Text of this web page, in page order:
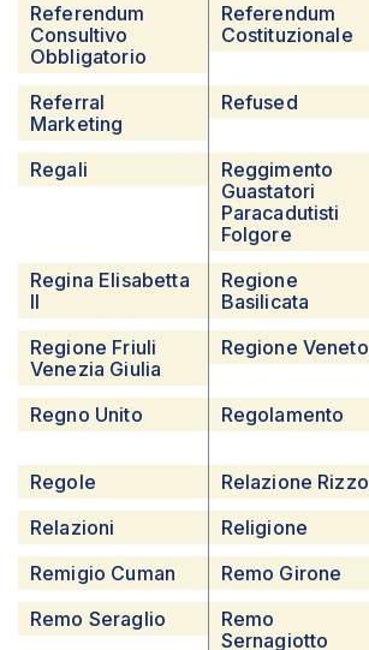
Referendum
Consultivo
Obbligatorio
Referendum
Costituzionale
Referral
Marketing
Refused
Regali
Reggimento
Guastatori
Paracadutisti
Folgore
Regina Elisabetta
II
Regione
Basilicata
Regione Friuli
Venezia Giulia
Regione Veneto
Regno Unito Regolamento
Regole
Relazione Rizzo
Relazioni
Religione
Remigio Cuman
Remo Girone
Remo Seraglio
Remo
Sernagiotto